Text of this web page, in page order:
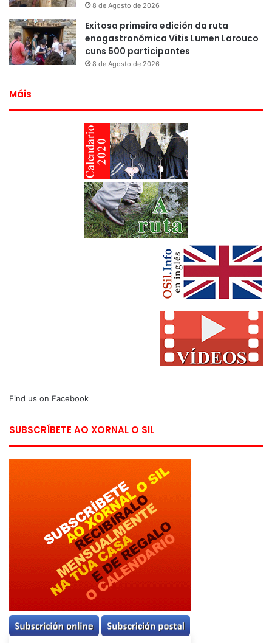
8 de Agosto de 2026
Exitosa primeira edición da ruta
enogastronómica Vitis Lumen Larouco
cuns 500 participantes
8 de Agosto de 2026
Máis
Find us on Facebook
SUBSCRÍBETE AO XORNAL O SIL